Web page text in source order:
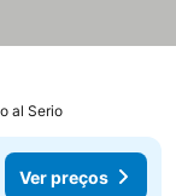
al Serio
Ver preços